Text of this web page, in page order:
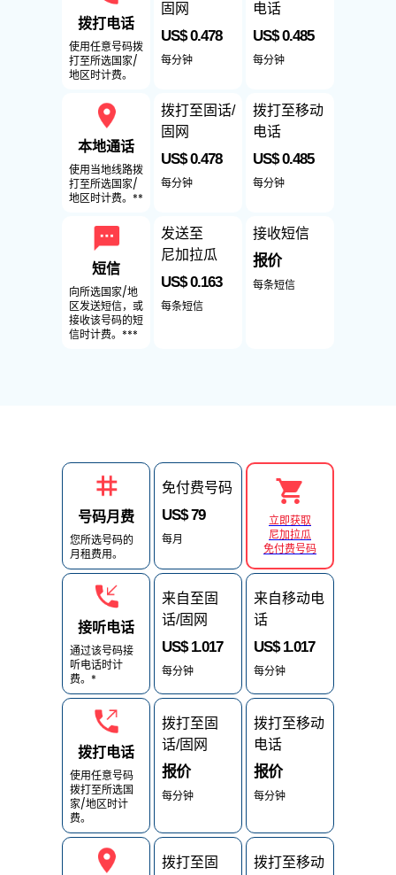
拨打电话
使用任意号码拨
打至所选国家/
地区时计费。
本地通话
使用当地线路拨
打至所选国家/
地区时计费。**
短信
向所选国家/地
区发送短信，或
接收该号码的短
信时计费。***
固网
US$ 0.478
每分钟
拨打至固话/
固网
US$ 0.478
每分钟
发送至
尼加拉瓜
US$ 0.163
每条短信
电话
US$ 0.485
每分钟
拨打至移动
电话
US$ 0.485
每分钟
接收短信
报价
每条短信
号码月费
您所选号码的
月租费用。
接听电话
通过该号码接
听电话时计
费。*
拨打电话
使用任意号码
拨打至所选国
家/地区时计
费。
免付费号码
US$ 79
每月
来自至固
话/固网
US$ 1.017
每分钟
拨打至固
话/固网
报价
每分钟
拨打至固
立即获取
尼加拉瓜
免付费号码
来自移动电
话
US$ 1.017
每分钟
拨打至移动
电话
报价
每分钟
拨打至移动